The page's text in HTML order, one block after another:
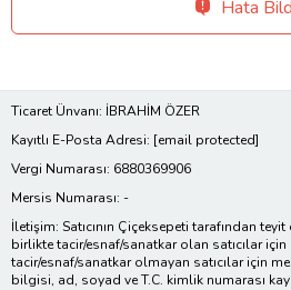
Hata
Ticaret Ünvanı: İBRAHİM ÖZER
Kayıtlı E-Posta Adresi: [email protected]
Vergi Numarası: 6880369906
Mersis Numarası: -
İletişim: Satıcının Çiçeksepeti tarafından
birlikte tacir/esnaf/sanatkar olan satıcılar için
tacir/esnaf/sanatkar olmayan satıcılar için
bilgisi, ad, soyad ve T.C. kimlik numarası